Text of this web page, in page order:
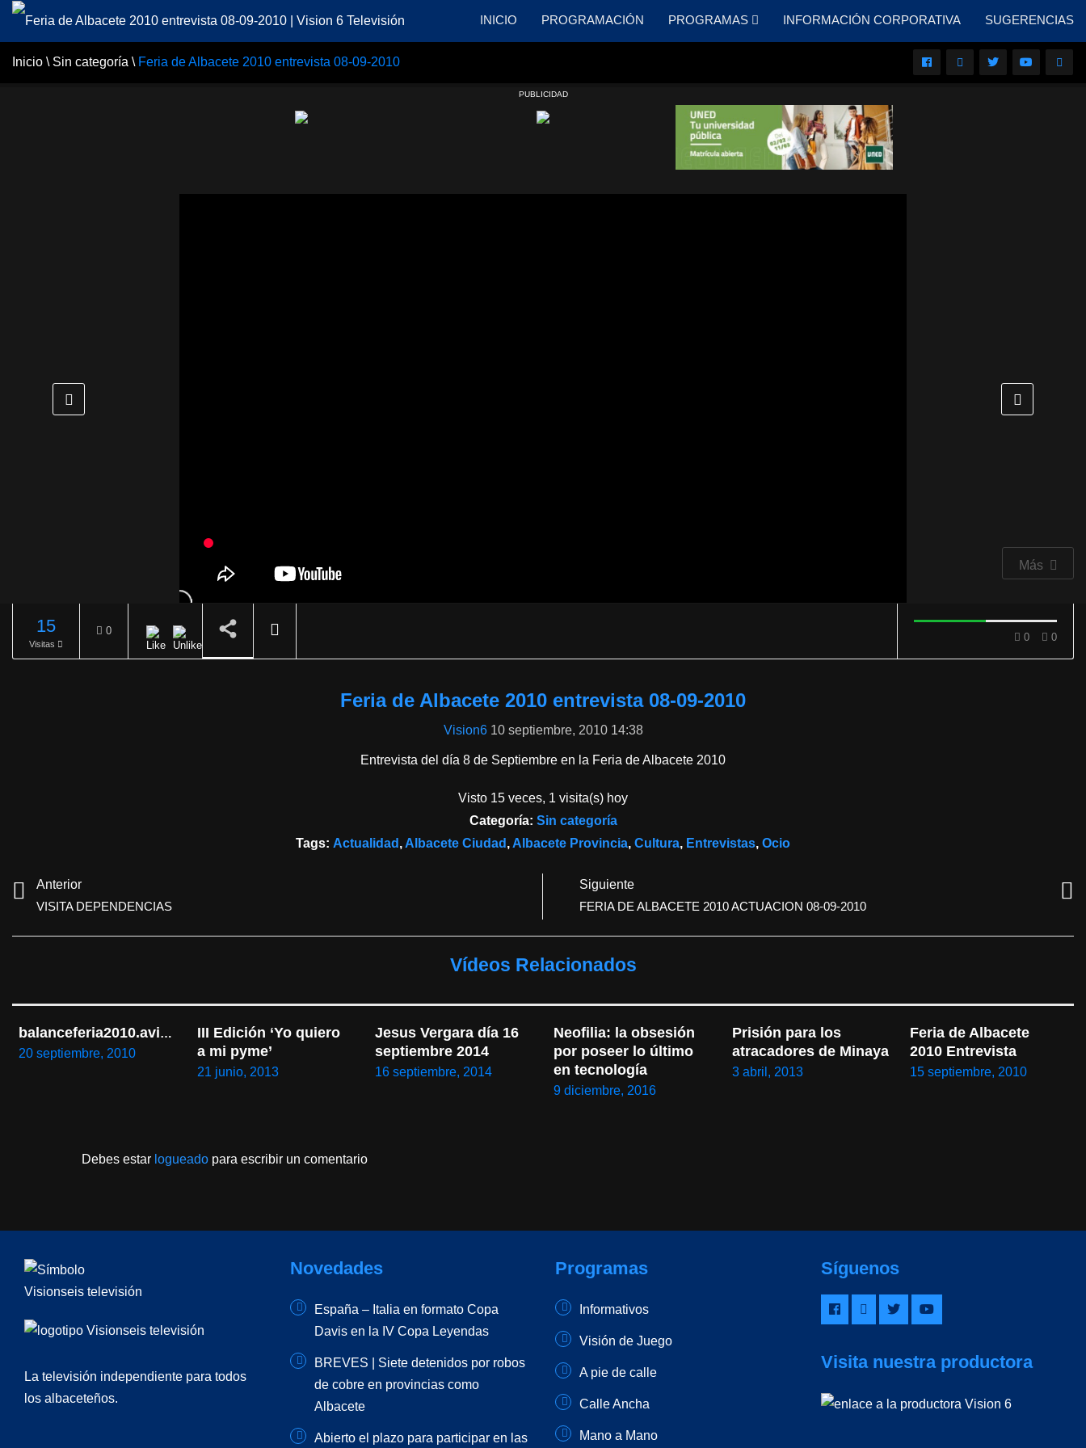
INICIO PROGRAMACIÓN PROGRAMAS INFORMACIÓN CORPORATIVA SUGERENCIAS
Inicio \ Sin categoría \ Feria de Albacete 2010 entrevista 08-09-2010
PUBLICIDAD
Más
15
Visitas
0
0 0
Feria de Albacete 2010 entrevista 08-09-2010
Vision6 10 septiembre, 2010 14:38
Entrevista del día 8 de Septiembre en la Feria de Albacete 2010
Visto 15 veces, 1 visita(s) hoy
Categoría: Sin categoría
Tags: Actualidad , Albacete Ciudad , Albacete Provincia, Cultura, Entrevistas, Ocio
Anterior
VISITA DEPENDENCIAS
Siguiente
FERIA DE ALBACETE 2010 ACTUACION 08-09-2010
Vídeos Relacionados
balanceferia2010.avi.MP4
20 septiembre, 2010
III Edición ‘Yo quiero
a mi pyme’
21 junio, 2013
Jesus Vergara día 16
septiembre 2014
16 septiembre, 2014
Neofilia: la obsesión
por poseer lo último
en tecnología
9 diciembre, 2016
Prisión para los
atracadores de Minaya
3 abril, 2013
Feria de Albacete
2010 Entrevista
15 septiembre, 2010
Debes estar logueado para escribir un comentario
La televisión independiente para todos
los albaceteños.
Novedades
España – Italia en formato Copa
Davis en la IV Copa Leyendas
BREVES | Siete detenidos por robos
de cobre en provincias como
Albacete
Abierto el plazo para participar en las
Programas
Informativos
Visión de Juego
A pie de calle
Calle Ancha
Mano a Mano
Síguenos
Visita nuestra productora